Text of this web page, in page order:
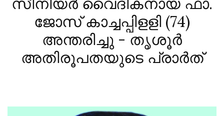
ജോസ് കാച്ചപ്പിളളി (74)
അന്തരിച്ചു - തൃശൂർ
അതിരൂപതയുടെ പ്രാർത്